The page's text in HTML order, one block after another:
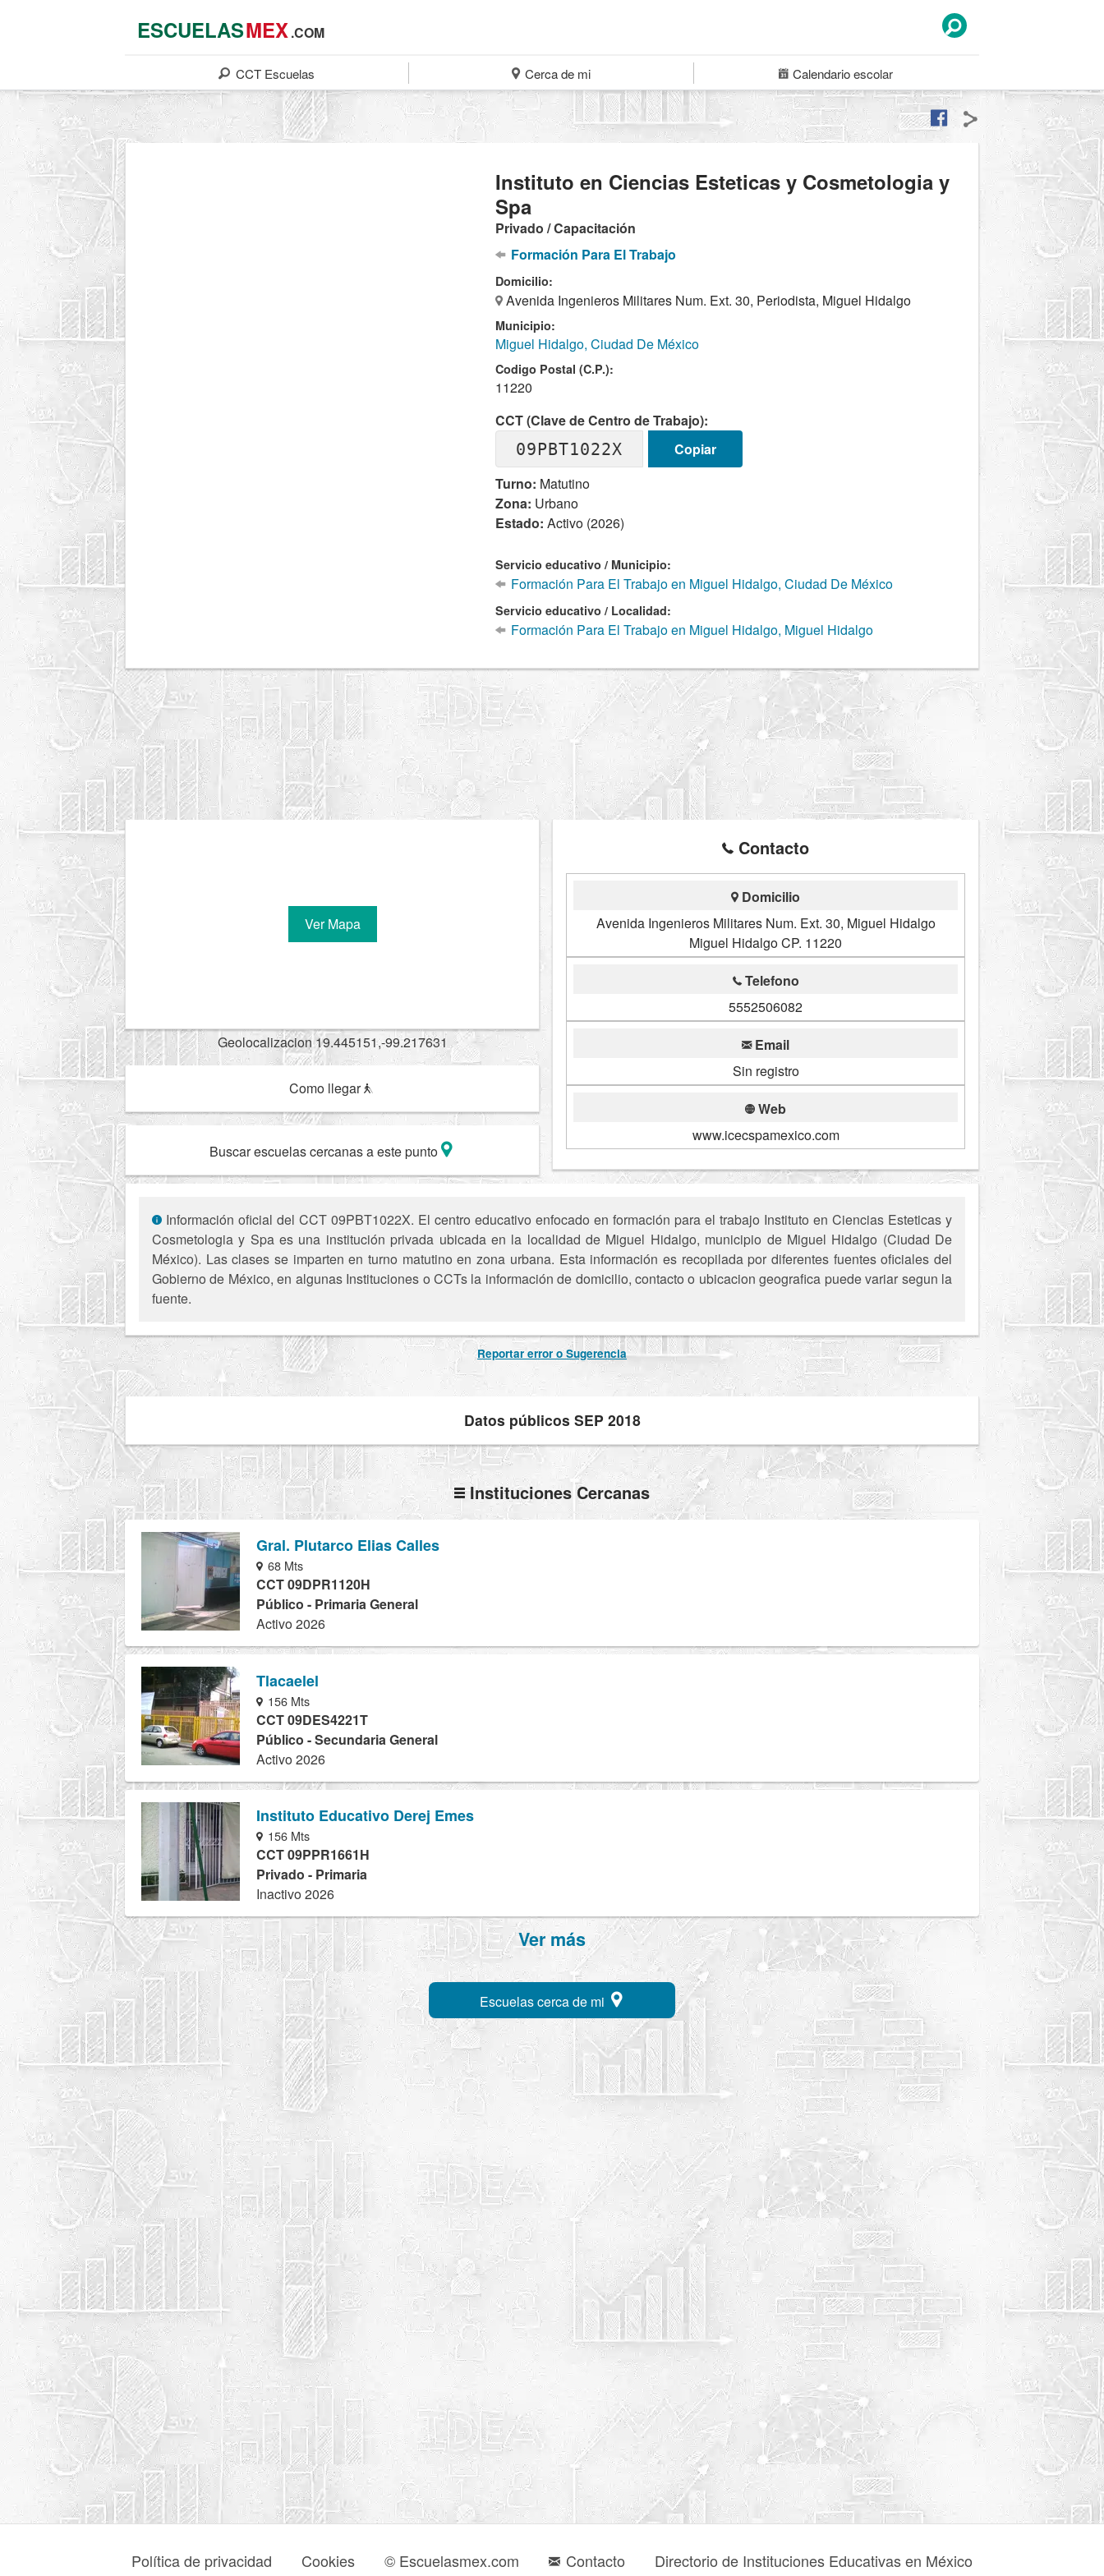
ESCUELASMEX.COM
CCT Escuelas Cerca de mi Calendarioescolar
Instituto en Ciencias Esteticas y Cosmetologia y
Spa
Privado / Capacitación
Formación Para El Trabajo
Domicilio:
Avenida Ingenieros Militares Num. Ext. 30, Periodista, Miguel Hidalgo
Municipio:
Miguel Hidalgo, Ciudad De México
Codigo Postal (C.P.):
11220
CCT (Clave de Centro de Trabajo):
09PBT1022X
Copiar
Turno: Matutino
Zona: Urbano
Estado: Activo (2026)
Servicio educativo / Municipio:
Formación Para El Trabajo en Miguel Hidalgo, Ciudad De México
Servicio educativo / Localidad:
Formación Para El Trabajo en Miguel Hidalgo, Miguel Hidalgo
Ver Mapa
Geolocalizacion 19.445151,-99.217631
Como llegar
Buscar escuelas cercanas a este punto
Contacto
Domicilio
Avenida Ingenieros Militares Num. Ext. 30, Miguel Hidalgo
Miguel Hidalgo CP. 11220
Telefono
5552506082
Email
Sin registro
Web
www.icecspamexico.com
Información oficial del CCT 09PBT1022X. El centro educativo enfocado en formación para el trabajo Instituto en Ciencias Esteticas y
Cosmetologia y Spa es una institución privada ubicada en la localidad de Miguel Hidalgo, municipio de Miguel Hidalgo (Ciudad De
México). Las clases se imparten en turno matutino en zona urbana. Esta información es recopilada por diferentes fuentes oficiales del
Gobierno de México, en algunas Instituciones o CCTs la información de domicilio, contacto o ubicacion geografica puede variar segun la
fuente.
Reportar error o Sugerencia
Datos públicos SEP 2018
Instituciones Cercanas
Gral. Plutarco Elias Calles
68 Mts
CCT 09DPR1120H
Público - Primaria General
Activo 2026
Tlacaelel
156 Mts
CCT 09DES4221T
Público - Secundaria General
Activo 2026
Instituto Educativo Derej Emes
156 Mts
CCT 09PPR1661H
Privado - Primaria
Inactivo 2026
Ver más
Escuelas cerca de mi
Política de privacidad Cookies © Escuelasmex.com Contacto Directorio de Instituciones Educativas en México